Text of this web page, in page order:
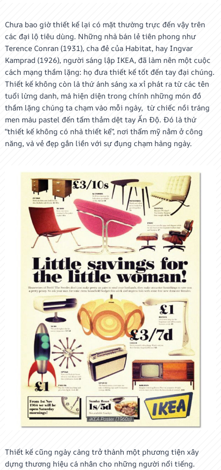
Chưa bao giờ thiết kế lại có mặt thường trực đến vậy trên
các đại lộ tiêu dùng. Những nhà bán lẻ tiên phong như
Terence Conran (1931), cha đẻ của Habitat, hay Ingvar
Kamprad (1926), người sáng lập IKEA, đã làm nên một cuộc
cách mạng thầm lặng: họ đưa thiết kế tốt đến tay đại chúng.
Thiết kế không còn là thứ ánh sáng xa xỉ phát ra từ các tên
tuổi lừng danh, mà hiện diện trong chính những món đồ
thầm lặng chúng ta chạm vào mỗi ngày, từ chiếc nồi tráng
men màu pastel đến tấm thảm dệt tay Ấn Độ. Đó là thứ
“thiết kế không có nhà thiết kế”, nơi thẩm mỹ nằm ở công
năng, và vẻ đẹp gắn liền với sự đụng chạm hàng ngày.
Thiết kế cũng ngày càng trở thành một phương tiện xây
dựng thương hiệu cá nhân cho những người nổi tiếng.